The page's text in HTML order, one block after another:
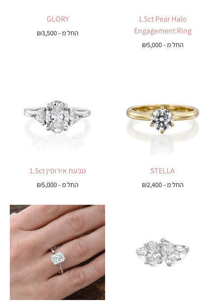
1.5ct Pear Halo
Engagement Ring
החל מ - ₪5,000
GLORY
החל מ - ₪3,500
STELLA
החל מ - ₪2,400
טבעת אירוסין 1.5ct
החל מ - ₪5,000